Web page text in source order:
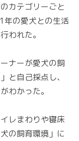
カテゴリーごと
年の愛犬との生活
われた。
ナーが愛犬の飼
と自己採点し、
わかった。
レまわりや寝床
の飼育環境」に